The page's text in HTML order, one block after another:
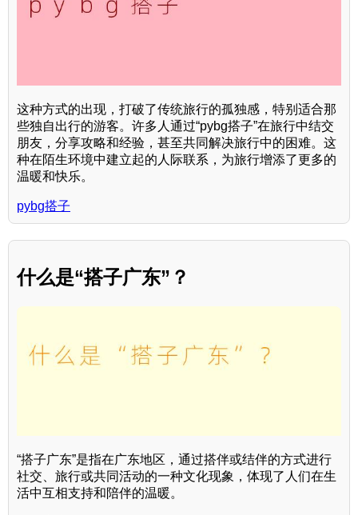
这种方式的出现，打破了传统旅行的孤独感，特别适合那
些独自出行的游客。许多人通过“pybg搭子”在旅行中结交
朋友，分享攻略和经验，甚至共同解决旅行中的困难。这
种在陌生环境中建立起的人际联系，为旅行增添了更多的
温暖和快乐。
pybg搭子
什么是“搭子广东”？
“搭子广东”是指在广东地区，通过搭伴或结伴的方式进行
社交、旅行或共同活动的一种文化现象，体现了人们在生
活中互相支持和陪伴的温暖。